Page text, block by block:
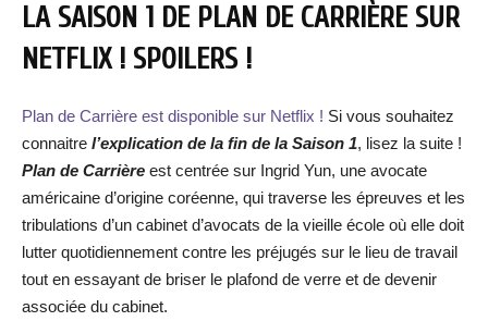
LA SAISON 1 DE PLAN DE CARRIÈRE SUR
NETFLIX ! SPOILERS !
Plan de Carrière est disponible sur Netflix ! Si vous souhaitez
connaitre l’explication de la fin de la Saison 1, lisez la suite !
Plan de Carrière est centrée sur Ingrid Yun, une avocate
américaine d’origine coréenne, qui traverse les épreuves et les
tribulations d’un cabinet d’avocats de la vieille école où elle doit
lutter quotidiennement contre les préjugés sur le lieu de travail
tout en essayant de briser le plafond de verre et de devenir
associée du cabinet.